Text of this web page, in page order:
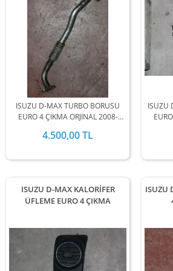
ISUZU D-MAX TURBO BORUSU
EURO 4 ÇIKMA ORJİNAL 2008-
ARALIĞINDA STOKLARIMIZDA
4.500,00 TL
ISUZU
ISUZU D-MAX KALORİFER
ÜFLEME EURO 4 ÇIKMA
ISUZU